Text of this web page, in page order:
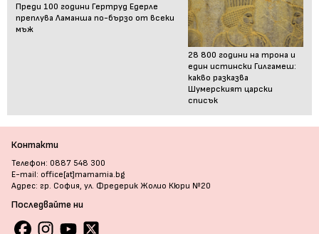
Преди 100 години Гертруд Едерле
преплува Ламанша по-бързо от всеки
мъж
28 800 години на трона и
един истински Гилгамеш:
какво разказва
Шумерският царски
списък
Контакти
Телефон: 0887 548 300
E-mail: office[at]mamamia.bg
Адрес: гр. София, ул. Фредерик Жолио Кюри №20
Последвайте ни